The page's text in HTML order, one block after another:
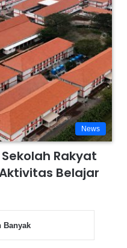
News
Rakyat
Belajar
Banyak